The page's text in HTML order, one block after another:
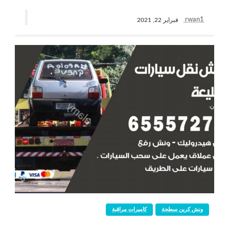
rwan1 فبراير 22, 2021
كاميرات مراقبة ونش كرين سطحة